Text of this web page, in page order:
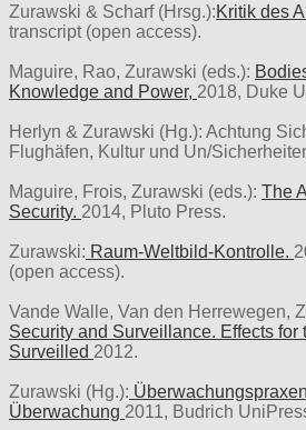
Zurawski & Scharf (Hrsg.):Kritik des
transcript (open access).
Maguire, Rao, Zurawski (eds.):
Knowledge and Power, 2018, Duke
Herlyn & Zurawski (Hg.): Achtung
Flughäfen, Kultur und Un/
Maguire, Frois, Zurawski (eds.): The
Security. 2014, Pluto Press.
Zurawski: Raum-Weltbild-Kontrolle.
(open access).
Vande Walle, Van den Herrewegen,
Security and Surveillance. Effects
Surveilled 2012.
Zurawski (Hg.):
Überwachung 2011, Budrich